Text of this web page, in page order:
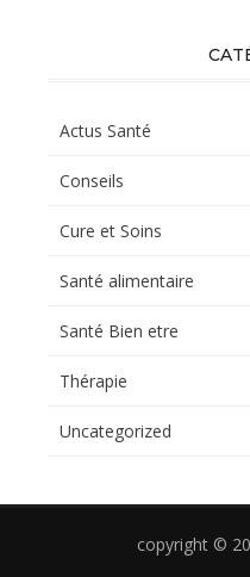
Actus Santé
Conseils
Cure et Soins
Santé alimentaire
Santé Bien etre
Thérapie
Uncategorized
copyright ©